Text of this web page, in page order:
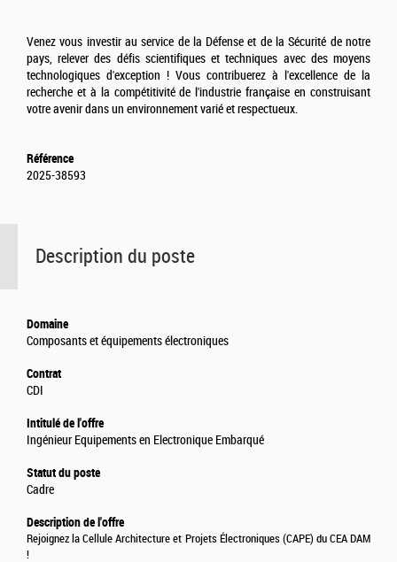
Description du poste
Domaine
Composants et équipements électroniques
Contrat
CDI
Intitulé de l'offre
Ingénieur Equipements en Electronique Embarqué
Statut du poste
Cadre
Description de l'offre
Rejoignez la Cellule Architecture et Projets Électroniques (CAPE) du CEA DAM
!
Venez vous investir au service de la Défense et de la Sécurité de notre
pays, relever des défis scientifiques et techniques avec des moyens
technologiques d'exception ! Vous contribuerez à l'excellence de la
recherche et à la compétitivité de l'industrie française en construisant
votre avenir dans un environnement varié et respectueux.
Référence
2025-38593